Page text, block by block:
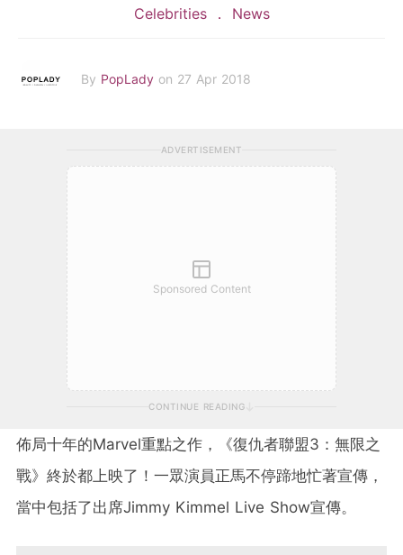
Celebrities News
By PopLady on 27 Apr 2018
ADVERTISEMENT
Sponsored Content
CONTINUE READING
佈局十年的Marvel重點之作，《復仇者聯盟3 ：無限之
戰》終於都上映了！一眾演員正馬不停蹄地忙著宣傳，
當中包括了出席Jimmy Kimmel Live Show宣傳。